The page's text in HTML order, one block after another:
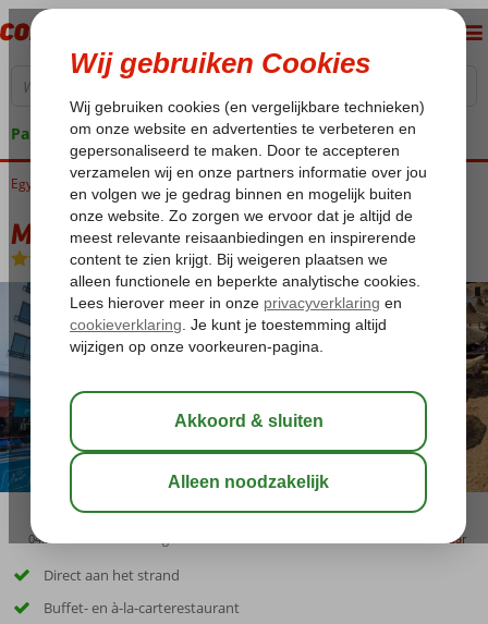
Pakketgarantie
Home
Egypte Rode Zee Hurghada Hurghada-Stad Marlin Inn Azur Resort
Marlin Inn Azur Resort
All Inclusive- Hotel
04:50 bewaar
Direct aan het strand
Buffet- en à-la-carterestaurant